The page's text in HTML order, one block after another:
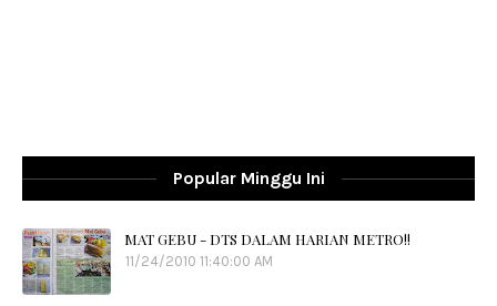
Popular Minggu Ini
MAT GEBU - DTS DALAM HARIAN METRO!!
11/24/2010 11:40:00 AM